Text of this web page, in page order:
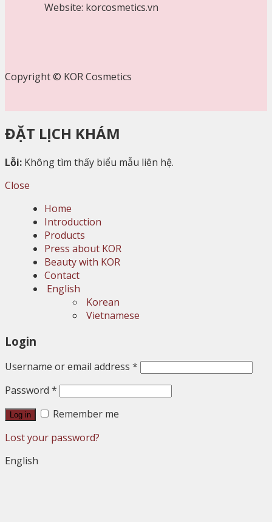
Website: korcosmetics.vn
Copyright © KOR Cosmetics
ĐẶT LỊCH KHÁM
Lỗi: Không tìm thấy biểu mẫu liên hệ.
Close
Home
Introduction
Products
Press about KOR
Beauty with KOR
Contact
English
Korean
Vietnamese
Login
Username or email address *
Password *
Log in
Remember me
Lost your password?
English